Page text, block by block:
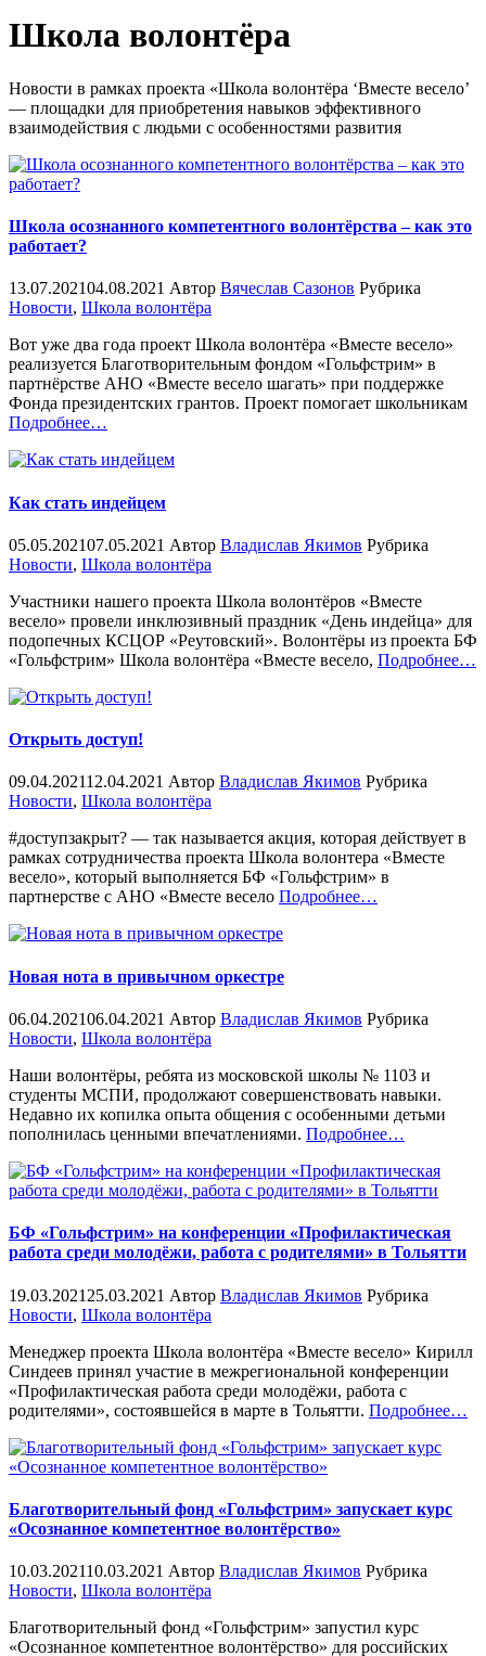
Школа волонтёра
Новости в рамках проекта «Школа волонтёра ‘Вместе весело’
— площадки для приобретения навыков эффективного
взаимодействия с людьми с особенностями развития
Школа осознанного компетентного волонтёрства – как это
работает?
13.07.202104.08.2021 Автор Вячеслав Сазонов Рубрика
Новости, Школа волонтёра
Вот уже два года проект Школа волонтёра «Вместе весело»
реализуется Благотворительным фондом «Гольфстрим» в
партнёрстве АНО «Вместе весело шагать» при поддержке
Фонда президентских грантов. Проект помогает школьникам
Подробнее«%s»
…
Как стать индейцем
05.05.202107.05.2021 Автор Владислав Якимов Рубрика
Новости, Школа волонтёра
Участники нашего проекта Школа волонтёров «Вместе
весело» провели инклюзивный праздник «День индейца» для
подопечных КСЦОР «Реутовский». Волонтёры из проекта БФ
«Гольфстрим» Школа волонтёра «Вместе весело, Подробнее…
Открыть доступ!
09.04.202112.04.2021 Автор Владислав Якимов Рубрика
Новости, Школа волонтёра
#доступзакрыт? — так называется акция, которая действует в
рамках сотрудничества проекта Школа волонтера «Вместе
весело», который выполняется БФ «Гольфстрим» в
партнерстве с АНО «Вместе весело Подробнее«%s»
…
Новая нота в привычном оркестре
06.04.202106.04.2021 Автор Владислав Якимов Рубрика
Новости, Школа волонтёра
Наши волонтёры, ребята из московской школы № 1103 и
студенты МСПИ, продолжают совершенствовать навыки.
Недавно их копилка опыта общения с особенными детьми
пополнилась ценными впечатлениями. Подробнее«%s»
…
БФ «Гольфстрим» на конференции «Профилактическая
работа среди молодёжи, работа с родителями» в Тольятти
19.03.2021 25.03.2021 Автор Владислав Якимов Рубрика
Новости, Школа волонтёра
Менеджер проекта Школа волонтёра «Вместе весело» Кирилл
Синдеев принял участие в межрегиональной конференции
«Профилактическая работа среди молодёжи, работа с
родителями», состоявшейся в марте в Тольятти. Подробнее«%s»
…
Благотворительный фонд «Гольфстрим» запускает курс
«Осознанное компетентное волонтёрство»
10.03.202110.03.2021 Автор Владислав Якимов Рубрика
Новости, Школа волонтёра
Благотворительный фонд «Гольфстрим» запустил курс
«Осознанное компетентное волонтёрство» для российских